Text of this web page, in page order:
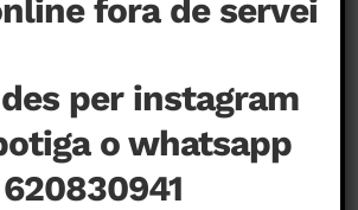
fora de servei
per instagram
o whatsapp
620830941